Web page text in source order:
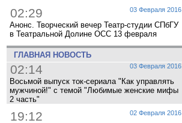
03 Февраля 2016
02:29
Анонс. Творческий вечер Театр-студии СПбГУ
в Театральной Долине ОСС 13 февраля
ГЛАВНАЯ НОВОСТЬ
03 Февраля 2016
02:14
Восьмой выпуск ток-сериала "Как управлять
мужчиной!" с темой "Любимые женские мифы
2 часть"
02 Февраля 2016
19:12